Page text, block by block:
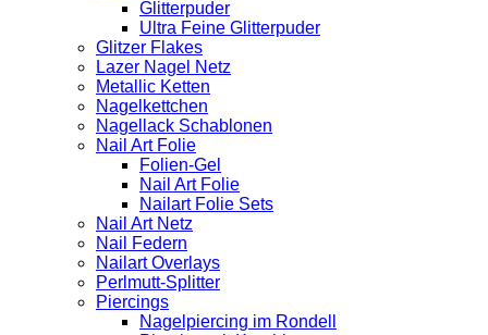
Glitterpuder
Ultra Feine Glitterpuder
Glitzer Flakes
Lazer Nagel Netz
Metallic Ketten
Nagelkettchen
Nagellack Schablonen
Nail Art Folie
Folien-Gel
Nail Art Folie
Nailart Folie Sets
Nail Art Netz
Nail Federn
Nailart Overlays
Perlmutt-Splitter
Piercings
Nagelpiercing im Rondell